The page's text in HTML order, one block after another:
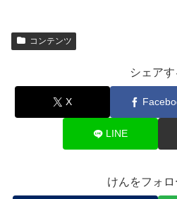
コンテンツ
シェアす
X
LINE
けんをフォロ